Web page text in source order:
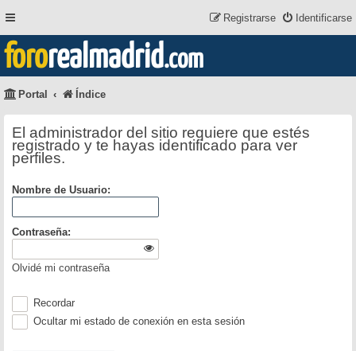
Identificarse
Registrarse
fororealmadrid.com
Portal Índice
El administrador del sitio requiere que estés
registrado y te hayas identificado para ver
perfiles.
Nombre de Usuario:
Contraseña:
Olvidé mi contraseña
Recordar
Ocultar mi estado de conexión en esta sesión